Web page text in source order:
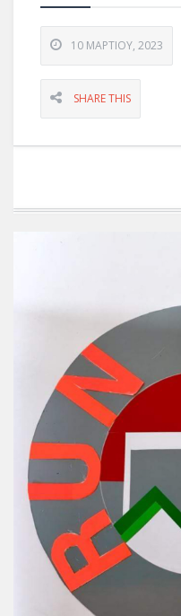
10 ΜΑΡΤΊΟΥ, 2023
SHARE THIS